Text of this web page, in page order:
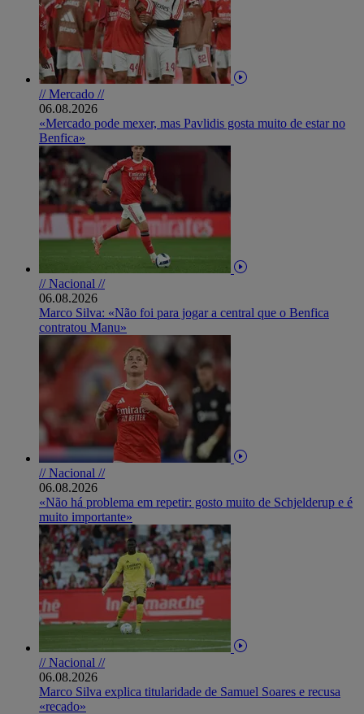
// Mercado //
06.08.2026
«Mercado pode mexer, mas Pavlidis gosta muito de estar no
Benfica»
// Nacional //
06.08.2026
Marco Silva: «Não foi para jogar a central que o Benfica
contratou Manu»
// Nacional //
06.08.2026
«Não há problema em repetir: gosto muito de Schjelderup e é
muito importante»
// Nacional //
06.08.2026
Marco Silva explica titularidade de Samuel Soares e recusa
«recado»